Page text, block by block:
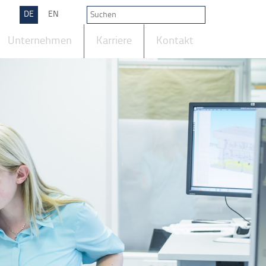
DE EN
Unternehmen Karriere Kontakt